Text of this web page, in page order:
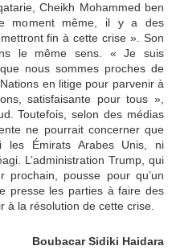
Cheikh Mohammed ben
moment même, il y a des
fin à cette crise ». Son
le même sens. « Je suis
nous sommes proches de
en litige pour parvenir à
satisfaisante pour tous »,
Toutefois, selon des médias
ne pourrait concerner que
les Émirats Arabes Unis, ni
L’administration Trump, qui
pousse pour qu’un
presse les parties à faire des
à la résolution de cette crise.
Boubacar Sidiki Haidara